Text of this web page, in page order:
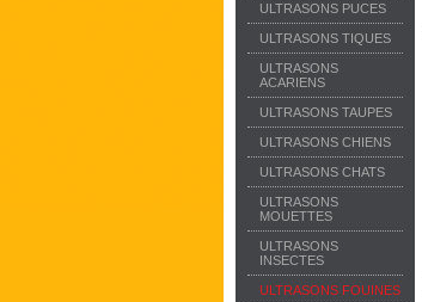
ULTRASONS PUCES
ULTRASONS TIQUES
ULTRASONS
ACARIENS
ULTRASONS TAUPES
ULTRASONS CHIENS
ULTRASONS CHATS
ULTRASONS
MOUETTES
ULTRASONS
INSECTES
ULTRASONS FOUINES